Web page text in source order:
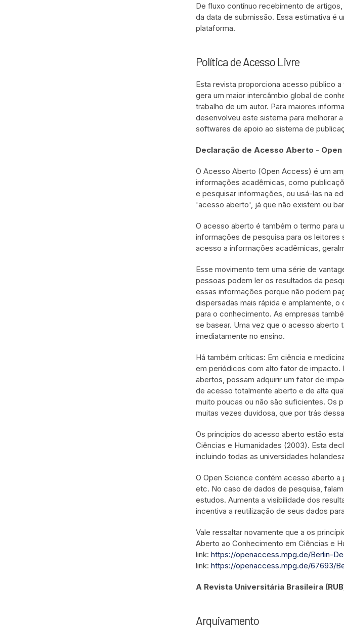
De fluxo contínuo recebimento de
da data de submissão. Essa estimativa é
plataforma.
Política de Acesso Livre
Esta revista proporciona acesso público
gera um maior intercâmbio global de
trabalho de um autor. Para maiores
desenvolveu este sistema para melhorar
softwares de apoio ao sistema de
Declaração de Acesso Aberto -
O Acesso Aberto (Open Access) é um
informações acadêmicas, como
e pesquisar informações, ou usá-las na
'acesso aberto', já que não existem ou
O acesso aberto é também o termo para
informações de pesquisa para os leitores
acesso a informações acadêmicas,
Esse movimento tem uma série de
pessoas podem ler os resultados da
essas informações porque não podem
dispersadas mais rápida e amplamente,
para o conhecimento. As empresas
se basear. Uma vez que o acesso aberto
imediatamente no ensino.
Há também críticas: Em ciência e
em periódicos com alto fator de impacto.
abertos, possam adquirir um fator de
de acesso totalmente aberto e de alta
muito poucas ou não são suficientes. Os
muitas vezes duvidosa, que por trás
Os princípios do acesso aberto estão
Ciências e Humanidades (2003). Esta
incluindo todas as universidades
O Open Science contém acesso aberto
etc. No caso de dados de pesquisa,
estudos. Aumenta a visibilidade dos
incentiva a reutilização de seus dados
Vale ressaltar novamente que a os
Aberto ao Conhecimento em Ciências e
link: https://openaccess.mpg.de/Berlin-
link: https://openaccess.mpg.de/67693/
A Revista Universitária Brasileira
Arquivamento